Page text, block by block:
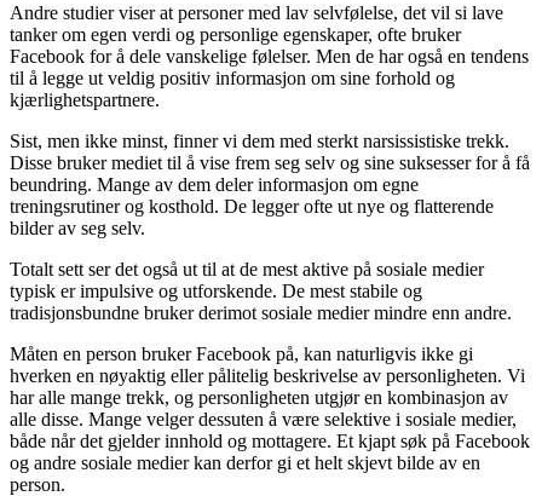
Andre studier viser at personer med lav selvfølelse, det vil si lave
tanker om egen verdi og personlige egenskaper, ofte bruker
Facebook for å dele vanskelige følelser. Men de har også en tendens
til å legge ut veldig positiv informasjon om sine forhold og
kjærlighetspartnere.
Sist, men ikke minst, finner vi dem med sterkt narsissistiske trekk.
Disse bruker mediet til å vise frem seg selv og sine suksesser for å få
beundring. Mange av dem deler informasjon om egne
treningsrutiner og kosthold. De legger ofte ut nye og flatterende
bilder av seg selv.
Totalt sett ser det også ut til at de mest aktive på sosiale medier
typisk er impulsive og utforskende. De mest stabile og
tradisjonsbundne bruker derimot sosiale medier mindre enn andre.
Måten en person bruker Facebook på, kan naturligvis ikke gi
hverken en nøyaktig eller pålitelig beskrivelse av personligheten. Vi
har alle mange trekk, og personligheten utgjør en kombinasjon av
alle disse. Mange velger dessuten å være selektive i sosiale medier,
både når det gjelder innhold og mottagere. Et kjapt søk på Facebook
og andre sosiale medier kan derfor gi et helt skjevt bilde av en
person.